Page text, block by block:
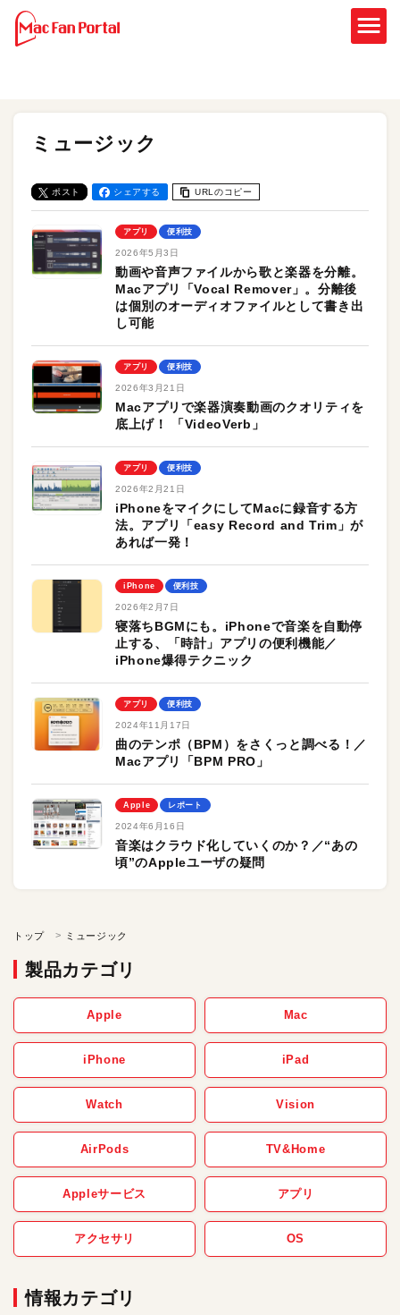
ミュージック
ポスト シェアする URLのコピー
アプリ 便利技
2026年5月3日
動画や音声ファイルから歌と楽器を分離。
Macアプリ「Vocal Remover」。分離後
は個別のオーディオファイルとして書き出
し可能
アプリ 便利技
2026年3月21日
Macアプリで楽器演奏動画のクオリティを
底上げ！ 「VideoVerb」
アプリ 便利技
2026年2月21日
iPhoneをマイクにしてMacに録音する方
法。アプリ「easy Record and Trim」が
あれば一発！
iPhone 便利技
2026年2月7日
寝落ちBGMにも。iPhoneで音楽を自動停
止する、「時計」アプリの便利機能／
iPhone爆得テクニック
アプリ 便利技
2024年11月17日
曲のテンポ（BPM）をさくっと調べる！／
Macアプリ「BPM PRO」
Apple レポート
2024年6月16日
音楽はクラウド化していくのか？／“あの
頃”のAppleユーザの疑問
トップ ミュージック
製品カテゴリ
Apple Mac
iPhone iPad
Watch Vision
AirPods TV&Home
Appleサービス アプリ
アクセサリ OS
情報カテゴリ